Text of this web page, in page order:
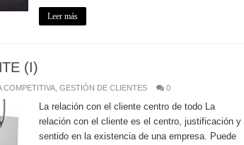
Leer más
(I)
COMPETITIVA, GESTIÓN DE CLIENTES 0
La relación con el cliente centro de todo La
relación con el cliente es el centro, justificación y
sentido en la existencia de una empresa. Puede